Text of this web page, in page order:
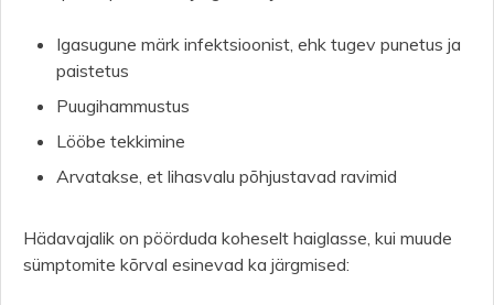
Igasugune märk infektsioonist, ehk tugev punetus ja
paistetus
Puugihammustus
Lööbe tekkimine
Arvatakse, et lihasvalu põhjustavad ravimid
Hädavajalik on pöörduda koheselt haiglasse, kui muude
sümptomite kõrval esinevad ka järgmised: